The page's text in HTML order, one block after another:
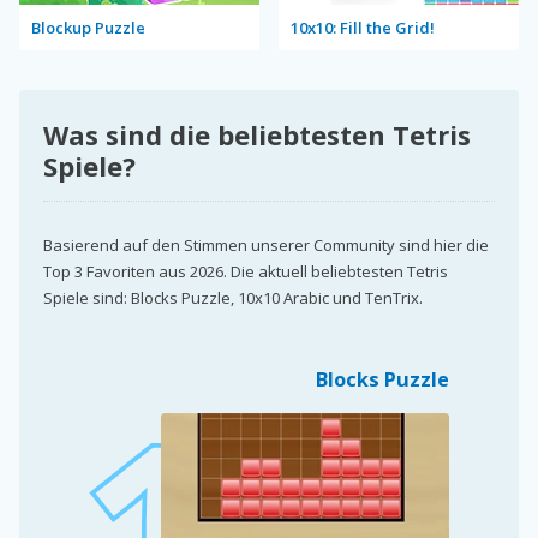
Blockup Puzzle 10x10: Fill the Grid!
Was sind die beliebtesten Tetris
Spiele?
Basierend auf den Stimmen unserer Community sind hier die
Top 3 Favoriten aus 2026. Die aktuell beliebtesten Tetris
Spiele sind: Blocks Puzzle, 10x10 Arabic und TenTrix.
Blocks Puzzle